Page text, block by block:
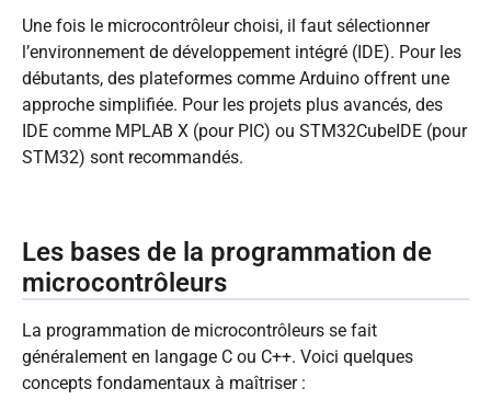
Une fois le microcontrôleur choisi, il faut sélectionner
l’environnement de développement intégré (IDE). Pour les
débutants, des plateformes comme Arduino offrent une
approche simplifiée. Pour les projets plus avancés, des
IDE comme MPLAB X (pour PIC) ou STM32CubeIDE (pour
STM32) sont recommandés.
Les bases de la programmation de
microcontrôleurs
La programmation de microcontrôleurs se fait
généralement en langage C ou C++. Voici quelques
concepts fondamentaux à maîtriser :